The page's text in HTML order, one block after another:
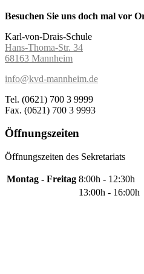
Besuchen Sie uns doch mal vor
Karl-von-Drais-Schule
Hans-Thoma-Str. 34
68163 Mannheim
info@kvd-mannheim.de
Tel. (0621) 700 3 9999
Fax. (0621) 700 3 9993
Öffnungszeiten
Öffnungszeiten des Sekretariats
Montag - Freitag 8:00h - 12:30h
13:00h - 16:00h